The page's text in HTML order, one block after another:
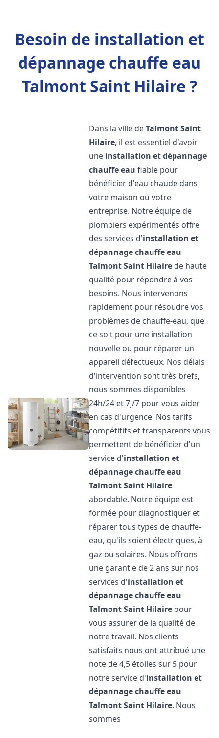
Besoin de installation et
dépannage chauffe eau
Talmont Saint Hilaire ?
Dans la ville deTalmont Saint
Hilaire, il est essentiel d'avoir
une installation et dépannage
chauffe eau fiable pour
bénéficier d'eau chaude dans
votre maison ou votre
entreprise. Notre équipe de
plombiers expérimentés offre
des services d'installation et
dépannage chauffe eau
Talmont Saint Hilaire de haute
qualité pour répondre à vos
besoins. Nous intervenons
rapidement pour résoudre vos
problèmes de chauffe-eau, que
ce soit pour une installation
nouvelle ou pour réparer un
appareil défectueux. Nos délais
d'intervention sont très brefs,
nous sommes disponibles
24h/24 et 7j/7 pour vous aider
en cas d'urgence. Nos tarifs
compétitifs et transparents vous
permettent de bénéficier d'un
service d'installation et
dépannage chauffe eau
Talmont Saint Hilaire
abordable. Notre équipe est
formée pour diagnostiquer et
réparer tous types de chauffe-
eau, qu'ils soient électriques, à
gaz ou solaires. Nous offrons
une garantie de 2 ans sur nos
services d'installation et
dépannage chauffe eau
Talmont Saint Hilaire pour
vous assurer de la qualité de
notre travail. Nos clients
satisfaits nous ont attribué une
note de 4,5 étoiles sur 5 pour
notre service d'installation et
dépannage chauffe eau
Talmont Saint Hilaire. Nous
sommes